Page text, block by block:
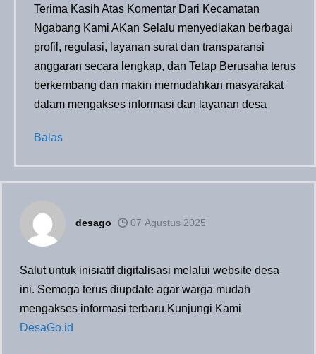
Terima Kasih Atas Komentar Dari Kecamatan
Ngabang Kami AKan Selalu menyediakan berbagai
profil, regulasi, layanan surat dan transparansi
anggaran secara lengkap, dan Tetap Berusaha terus
berkembang dan makin memudahkan masyarakat
dalam mengakses informasi dan layanan desa
Balas
desago 07 Agustus 2025
Salut untuk inisiatif digitalisasi melalui website desa
ini. Semoga terus diupdate agar warga mudah
mengakses informasi terbaru.Kunjungi Kami
DesaGo.id